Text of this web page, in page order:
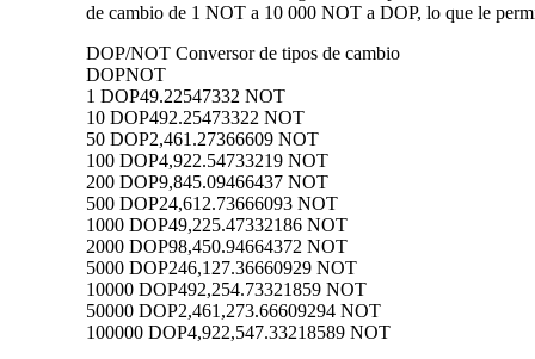
de cambio de 1 NOT a 10 000 NOT a DOP, lo que le
DOP/NOT Conversor de tipos de cambio
DOPNOT
1 DOP49.22547332 NOT
10 DOP492.25473322 NOT
50 DOP2,461.27366609 NOT
100 DOP4,922.54733219 NOT
200 DOP9,845.09466437 NOT
500 DOP24,612.73666093 NOT
1000 DOP49,225.47332186 NOT
2000 DOP98,450.94664372 NOT
5000 DOP246,127.36660929 NOT
10000 DOP492,254.73321859 NOT
50000 DOP2,461,273.66609294 NOT
100000 DOP4,922,547.33218589 NOT